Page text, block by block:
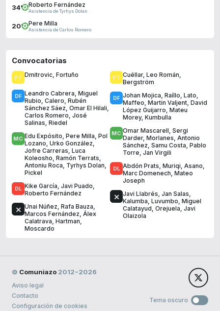
34' Roberto Fernández
Asistencia de Tyrhys Dolan
20' Pere Milla
Asistencia de Carlos Romero
Convocatorias
Dmitrovic Fortuño
Leandro Cabrera Miguel
Rubio Calero Rubén
Sánchez Sáez Omar El Hilali
Carlos Romero José
Salinas Riedel
Edu Expósito Pere Milla Pol
Lozano Urko González
Jofre Carreras Luca
Koleosho Ramón Terrats
Antoniu Roca Tyrhys Dolan
Pickel
Kike García Javi Puado
Roberto Fernández
Unai Núñez Rafa Bauza
Marcos Fernández Álex
Calatrava Hartman
Moscardo
Cuéllar, Leo Román
Bergström
Johan Mojica Raíllo Lato
Maffeo Martin Valjent David
López Guijarro Mateu
Morey, Kumbulla
Omar Mascarell Sergi
Darder, Morlanes Antonio
Sánchez Samu Costa Pablo
Torre Jan Virgili
Abdón Prats Muriqi Asano
Marc Domenech Mateo
Joseph
Javi Llabrés Jan Salas
Kalumba Luvumbo Miguel
Calatayud Orejuela Javi
Olaizola
© Comuniazo 2012−2026
Aviso legal
Contacto
Configuración de cookies
Tema oscuro